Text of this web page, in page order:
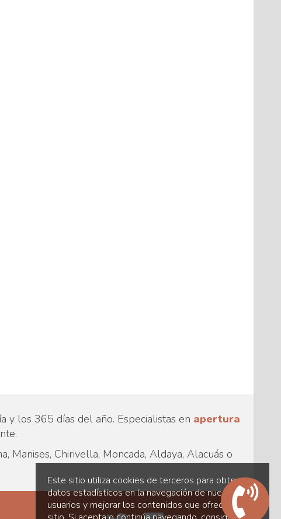
Este sitio utiliza cookies de terceros para obtener
datos estadísticos en la navegación de nuestros
usuarios y mejorar los contenidos que ofrece el
y los 365 días del año. Especialistas en apertura
Manises, Chirivella, Moncada, Aldaya, Alacuás o